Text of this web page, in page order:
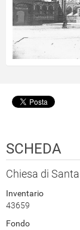
SCHEDA
Chiesa di
Inventario
43659
Fondo